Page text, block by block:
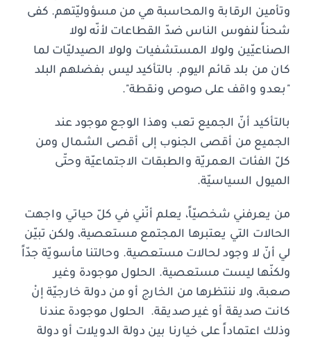
وتأمين الرقابة والمحاسبة هي من مسؤوليّتهم. كفى
شحناً لنفوس الناس ضدّ القطاعات لأنّه لولا
الصناعيّين ولولا المستشفيات ولولا الصيدليّات لما
كان من بلد قائم اليوم. بالتأكيد ليس بفضلهم البلد
"بعدو واقف على صوص ونقطة".
بالتأكيد أنّ الجميع تعب وهذا الوجع موجود عند
الجميع من أقصى الجنوب إلى أقصى الشمال ومن
كلّ الفئات العمريّة والطبقات الاجتماعيّة وحتّى
الميول السياسيّة.
من يعرفني شخصيّاً، يعلم أنّني في كلّ حياتي واجهت
الحالات التي يعتبرها المجتمع مستعصية، ولكن تبيّن
لي أنّ لا وجود لحالات مستعصية. وحالتنا مأسويّة جدّاً
ولكنّها ليست مستعصية. الحلول موجودة وغير
صعبة، ولا ننتظرها من الخارج أو من دولة خارجيّة إنْ
كانت صديقة أو غير صديقة. الحلول موجودة عندنا
وذلك اعتماداً على خيارنا بين دولة الدويلات أو دولة